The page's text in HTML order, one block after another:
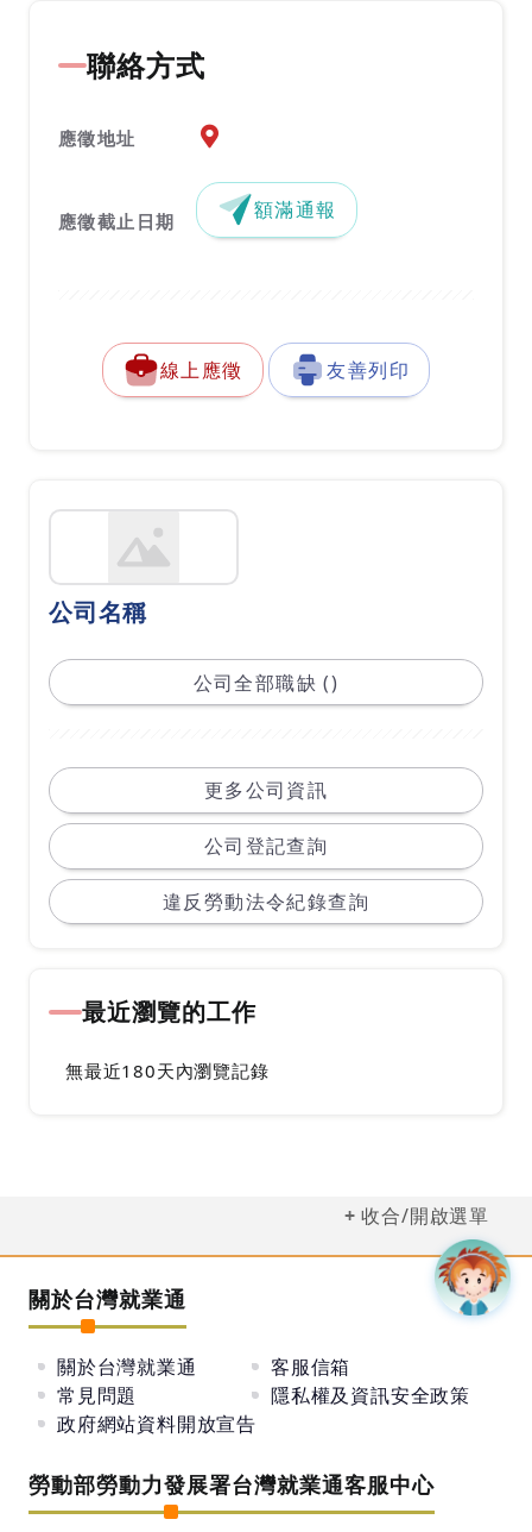
聯絡方式
應徵地址 應徵地址地圖『另開新視窗』
應徵截止日期 額滿通報
線上應徵 友善列印
公司名稱
公司全部職缺 ()
更多公司資訊
公司登記查詢
違反勞動法令紀錄查詢
最近瀏覽的工作
無最近180天內瀏覽記錄
收合/開啟選單
關於台灣就業通
關於台灣就業通
客服信箱
常見問題
隱私權及資訊安全政策
政府網站資料開放宣告
勞動部勞動力發展署台灣就業通客服中心